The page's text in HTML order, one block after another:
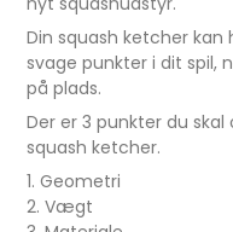
Din squash ketcher
svage punkter i dit spil,
på plads.
Der er 3 punkter du
squash ketcher.
1. Geometri
2. Vægt